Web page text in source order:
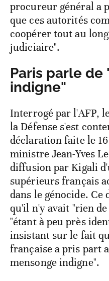
procureur général a
que ces autorités
coopérer tout au
judiciaire".
Paris parle de
indigne"
Interrogé par l'AFP,
la Défense s'est
déclaration faite le
ministre Jean-Yves
diffusion par Kigali
supérieurs français
dans le génocide.
qu'il n'y avait "rien
"étant à peu près
insistant sur le fait
française a pris part
mensonge indigne".